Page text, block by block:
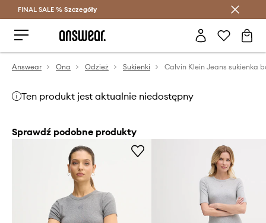
Oszczędzaj z Answear Club >
FINAL SALE % Szczegóły
Answear Ona Odzież Sukienki
Ten produkt jest aktualnie niedostępny
Sprawdź podobne produkty